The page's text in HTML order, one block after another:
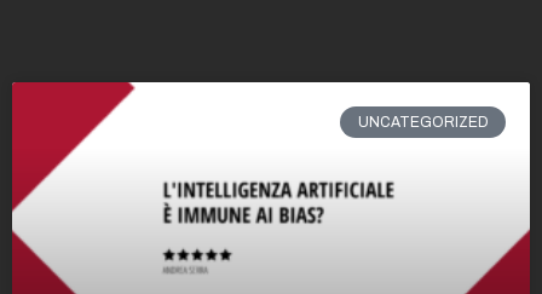
UNCATEGORIZED